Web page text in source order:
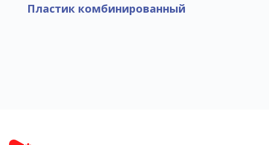
Пластик комбинированный